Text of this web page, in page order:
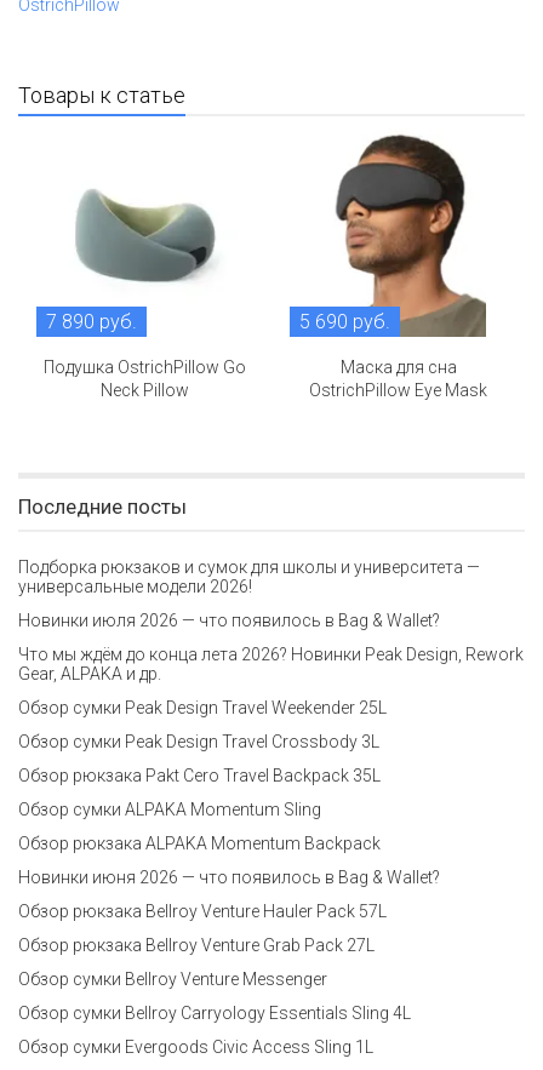
OstrichPillow
Товары к статье
7 890 руб.
Подушка OstrichPillow Go
Neck Pillow
5 690 руб.
Маска для сна
OstrichPillow Eye Mask
Последние посты
Подборка рюкзаков и сумок для школы и университета —
универсальные модели 2026!
Новинки июля 2026 — что появилось в Bag & Wallet?
Что мы ждём до конца лета 2026? Новинки Peak Design, Rework
Gear, ALPAKA и др.
Обзор сумки Peak Design Travel Weekender 25L
Обзор сумки Peak Design Travel Crossbody 3L
Обзор рюкзака Pakt Cero Travel Backpack 35L
Обзор сумки ALPAKA Momentum Sling
Обзор рюкзака ALPAKA Momentum Backpack
Новинки июня 2026 — что появилось в Bag & Wallet?
Обзор рюкзака Bellroy Venture Hauler Pack 57L
Обзор рюкзака Bellroy Venture Grab Pack 27L
Обзор сумки Bellroy Venture Messenger
Обзор сумки Bellroy Carryology Essentials Sling 4L
Обзор сумки Evergoods Civic Access Sling 1L